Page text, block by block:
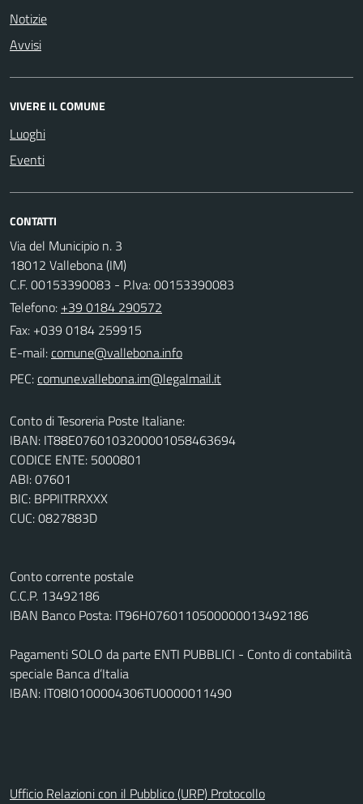
Notizie
Avvisi
VIVERE IL COMUNE
Luoghi
Eventi
CONTATTI
Via del Municipio n. 3
18012 Vallebona (IM)
C.F. 00153390083 - P.Iva: 00153390083
Telefono: +39 0184 290572
Fax: +039 0184 259915
E-mail:
PEC:
Conto di Tesoreria Poste Italiane:
IBAN: IT88E0760103200001058463694
CODICE ENTE: 5000801
ABI: 07601
BIC: BPPIITRRXXX
CUC: 0827883D
Conto corrente postale
C.C.P. 13492186
IBAN Banco Posta: IT96H0760110500000013492186
Pagamenti SOLO da parte ENTI PUBBLICI - Conto di contabilità
speciale Banca d’Italia
IBAN: IT08I0100004306TU0000011490
Ufficio Relazioni con il Pubblico (URP) Protocollo